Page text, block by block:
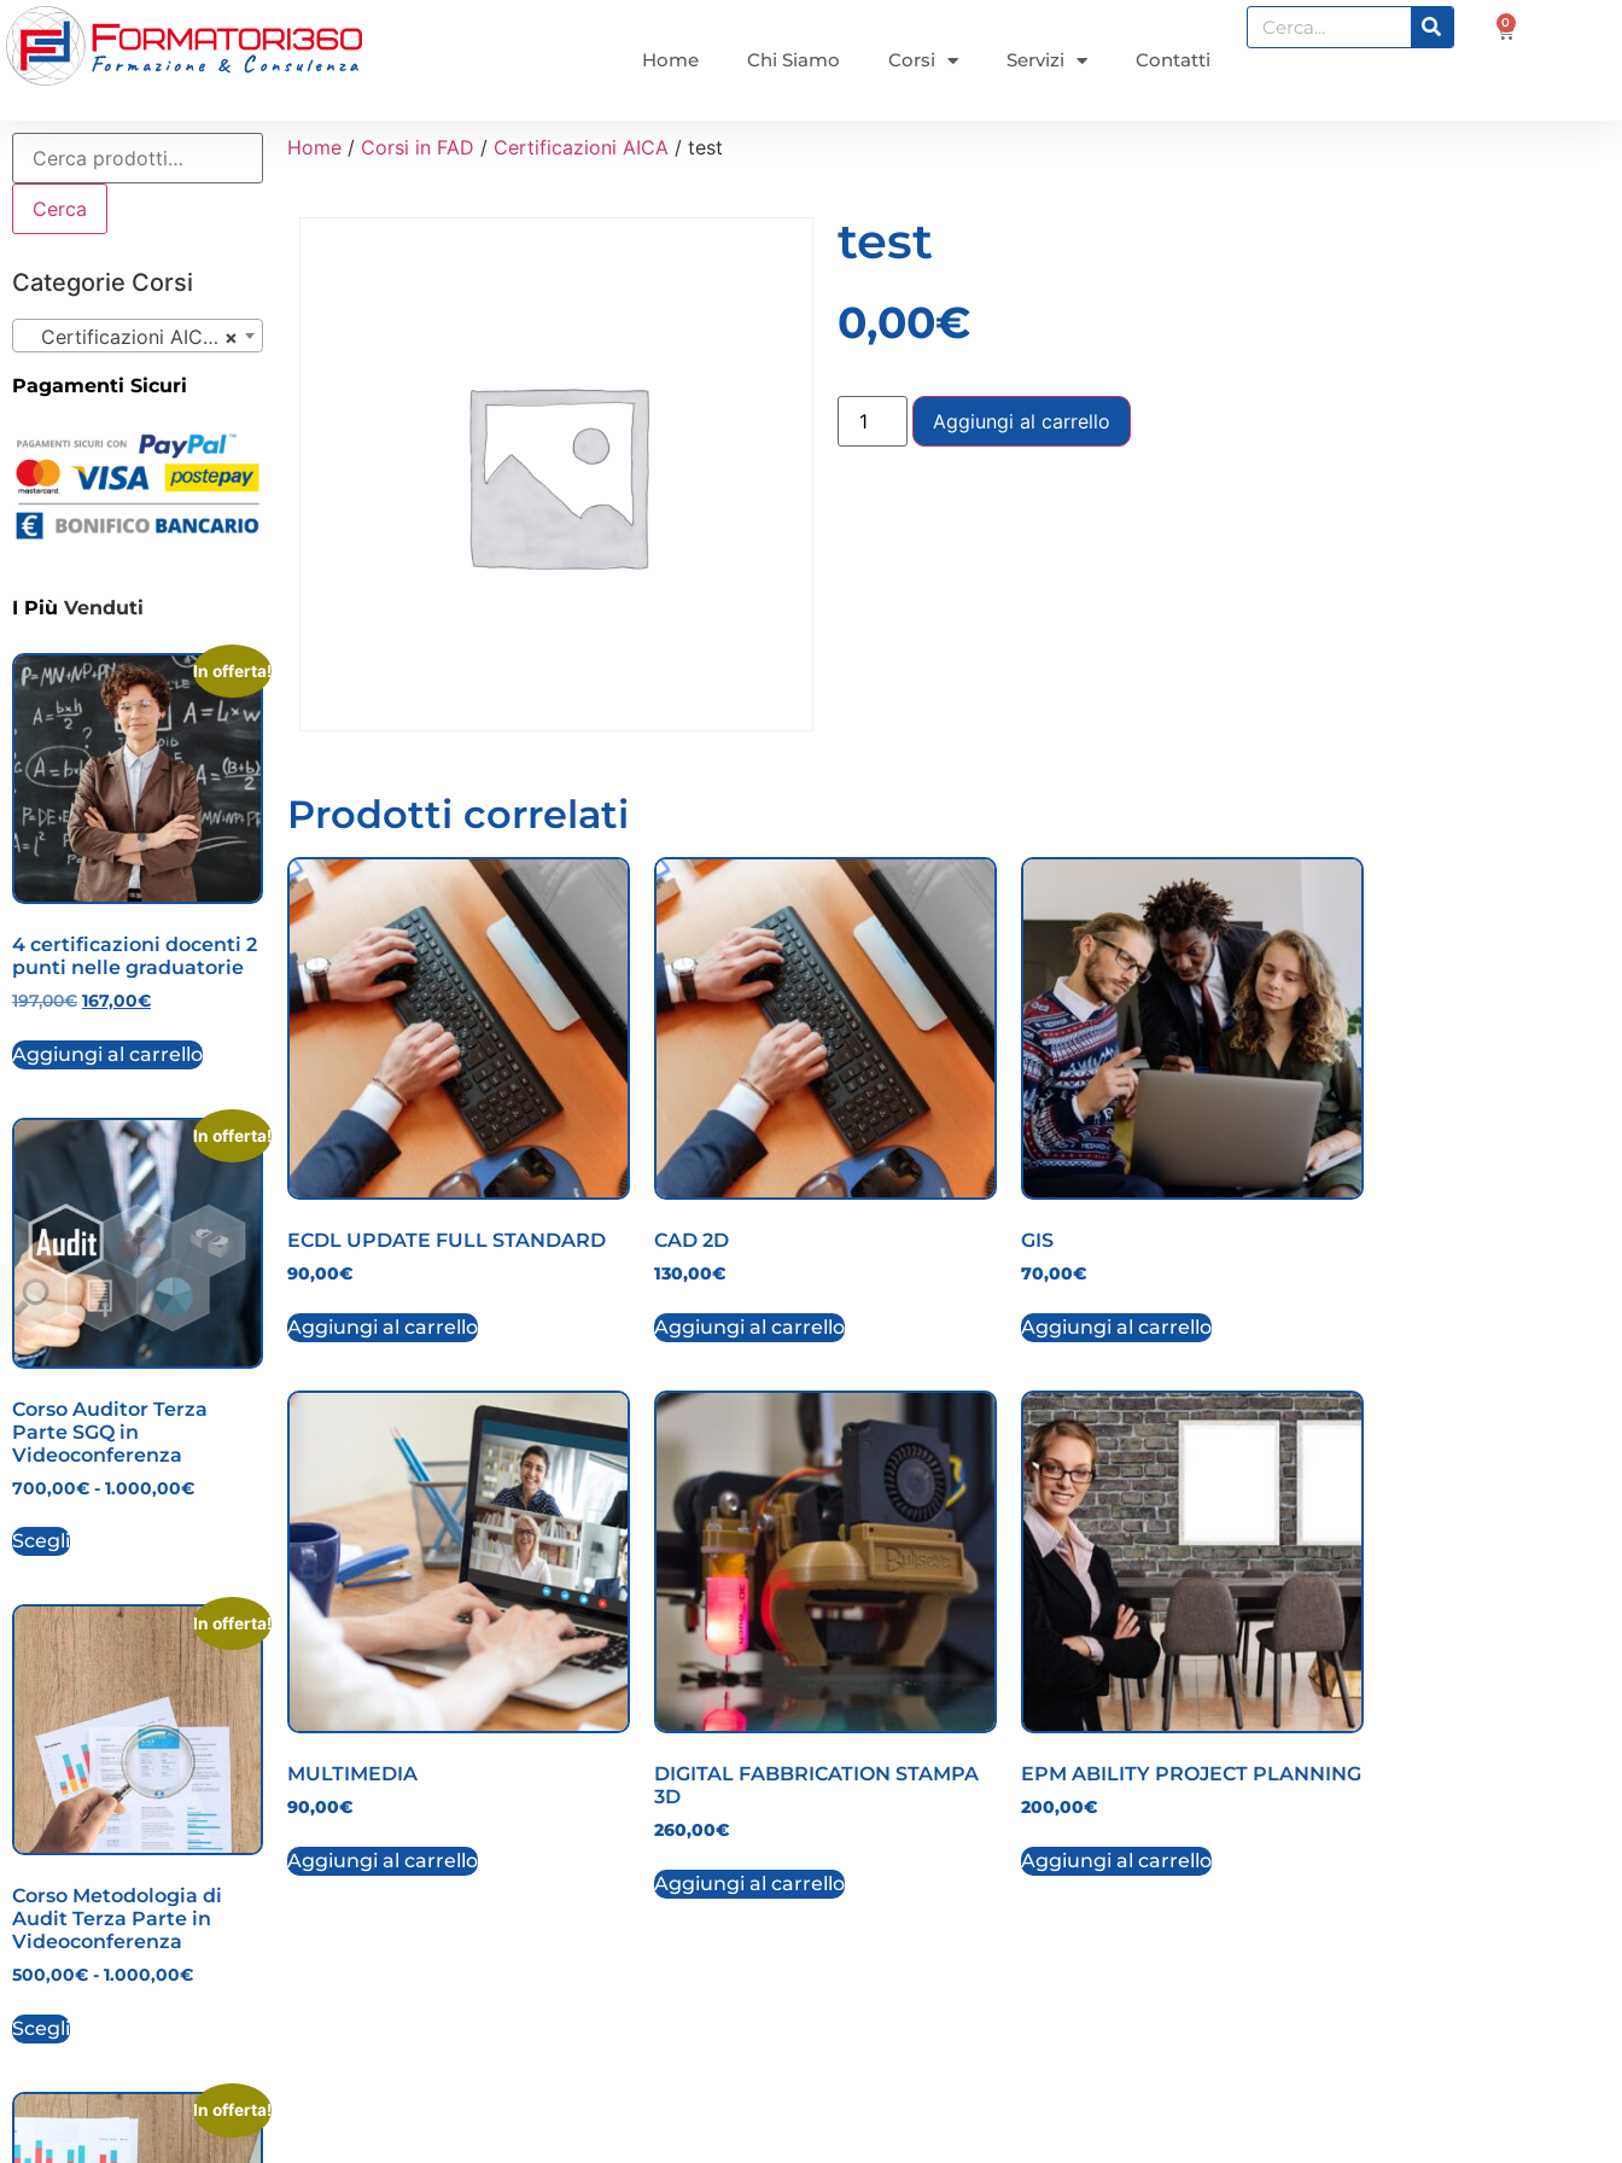
Home Chi Siamo Corsi Servizi Contatti
0
Cerca
Categorie Corsi
×
Certificazioni AICA (56)
Pagamenti Sicuri
I Più Venduti
In offerta!
4 certificazioni docenti 2
punti nelle graduatorie
197,00€ 167,00€
Aggiungi al carrello
In offerta!
Corso Auditor Terza
Parte SGQ in
Videoconferenza
700,00€ - 1.000,00€
Scegli
In offerta!
Corso Metodologia di
Audit Terza Parte in
Videoconferenza
500,00€ - 1.000,00€
Scegli
In offerta!
Home/ Corsi in FAD / Certificazioni AICA/ test
test
0,00€
Aggiungi al carrello
Prodotti correlati
ECDL UPDATE FULL STANDARD
90,00€
Aggiungi al carrello
CAD 2D
130,00€
Aggiungi al carrello
GIS
70,00€
Aggiungi al carrello
MULTIMEDIA
90,00€
Aggiungi al carrello
DIGITAL FABBRICATION STAMPA
3D
260,00€
Aggiungi al carrello
EPM ABILITY PROJECT PLANNING
200,00€
Aggiungi al carrello